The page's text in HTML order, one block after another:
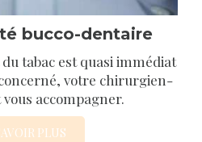
bucco-dentaire
tabac est quasi immédiat
concerné, votre chirurgien-
accompagner.
PLUS